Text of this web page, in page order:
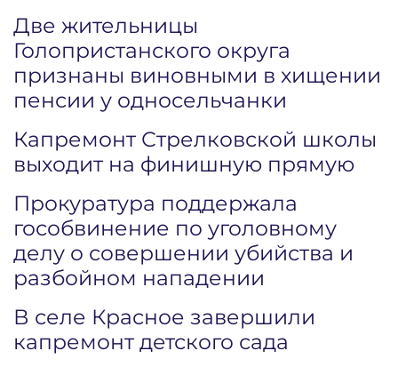
Две жительницы
Голопристанского округа
признаны виновными в хищении
пенсии у односельчанки
Капремонт Стрелковской школы
выходит на финишную прямую
Прокуратура поддержала
гособвинение по уголовному
делу о совершении убийства и
разбойном нападении
В селе Красное завершили
капремонт детского сада